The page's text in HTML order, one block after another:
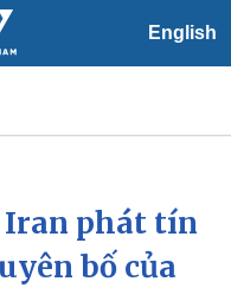
English
hội
24h
báo thời tiết
Iran phát tín
bố của